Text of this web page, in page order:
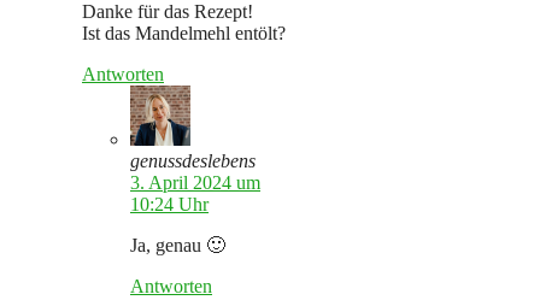
Danke für das Rezept!
Ist das Mandelmehl entölt?
Antworten
genussdeslebens
3. April 2024 um
10:24 Uhr
Ja, genau 🙂
Antworten